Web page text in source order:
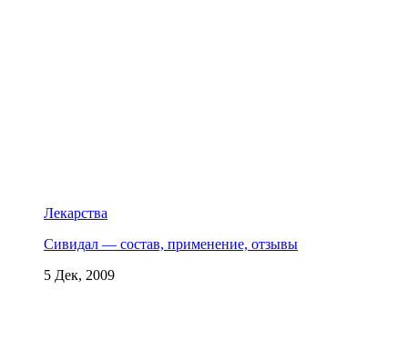
Лекарства
Сивидал — состав, применение, отзывы
5 Дек, 2009